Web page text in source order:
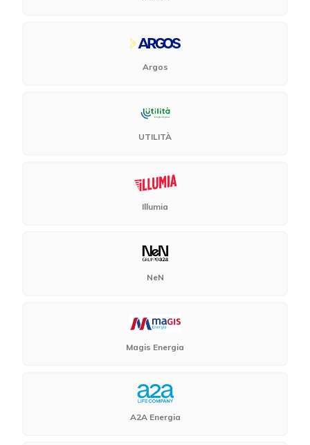
Argos
UTILITÀ
Illumia
NeN
Magis Energia
A2A Energia